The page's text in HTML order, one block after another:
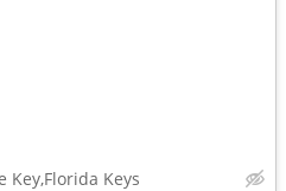
Key,Florida Keys